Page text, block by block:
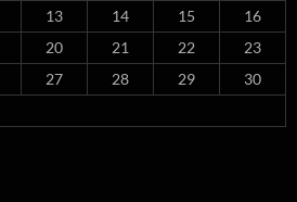
13 14 15
16
20 21 22
23
27 28 29
30